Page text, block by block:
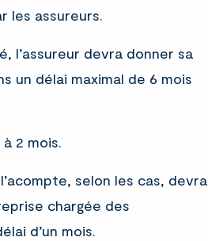
les assureurs.
l’assureur devra donner sa
un délai maximal de 6 mois
2 mois.
selon les cas, devra
chargée des
d’un mois.